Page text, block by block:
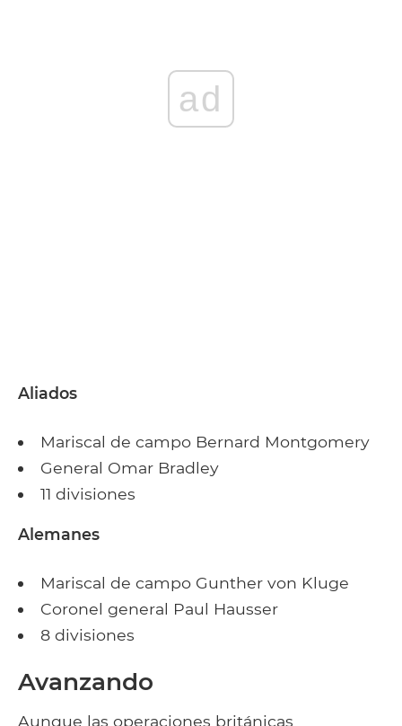
ad
Aliados
Mariscal de campo Bernard Montgomery
General Omar Bradley
11 divisiones
Alemanes
Mariscal de campo Gunther von Kluge
Coronel general Paul Hausser
8 divisiones
Avanzando
Aunque las operaciones británicas